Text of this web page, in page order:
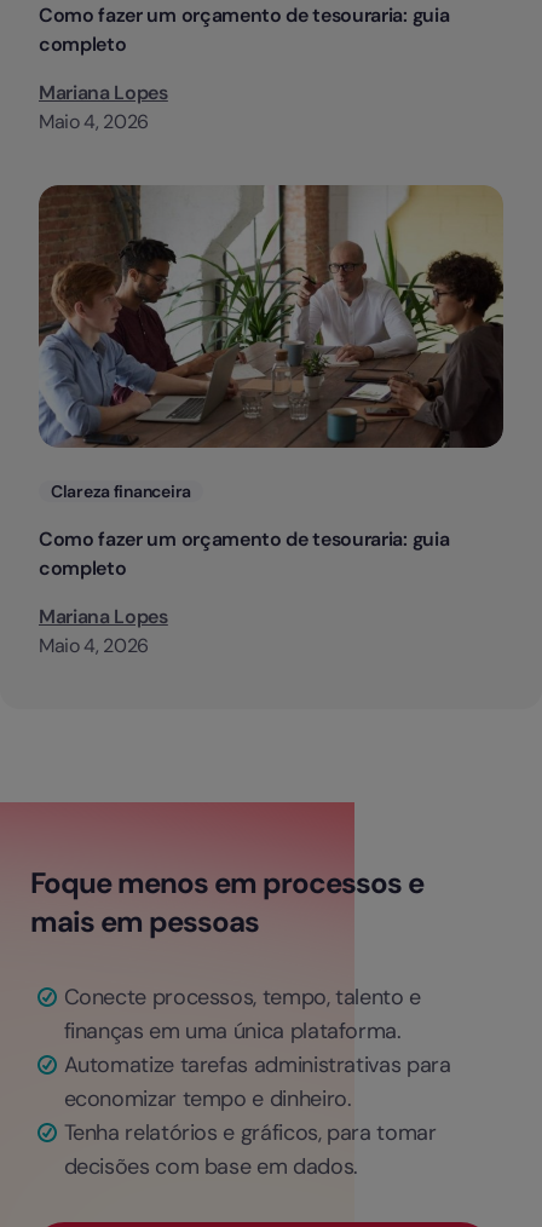
Como fazer um orçamento de tesouraria: guia
completo
Mariana Lopes
Maio 4, 2026
Categorias
Clareza financeira
Como fazer um orçamento de tesouraria: guia
completo
Mariana Lopes
Maio 4, 2026
Foque menos em processos e
mais em pessoas
Conecte processos, tempo, talento e
finanças em uma única plataforma.
Automatize tarefas administrativas para
economizar tempo e dinheiro.
Tenha relatórios e gráficos, para tomar
decisões com base em dados.